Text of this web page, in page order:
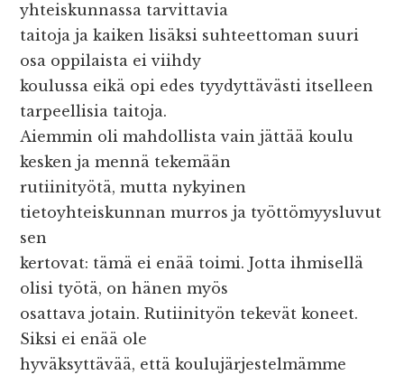
yhteiskunnassa tarvittavia
taitoja ja kaiken lisäksi suhteettoman suuri
osa oppilaista ei viihdy
koulussa eikä opi edes tyydyttävästi itselleen
tarpeellisia taitoja.
Aiemmin oli mahdollista vain jättää koulu
kesken ja mennä tekemään
rutiinityötä, mutta nykyinen
tietoyhteiskunnan murros ja työttömyysluvut
sen
kertovat: tämä ei enää toimi. Jotta ihmisellä
olisi työtä, on hänen myös
osattava jotain. Rutiinityön tekevät koneet.
Siksi ei enää ole
hyväksyttävää, että koulujärjestelmämme